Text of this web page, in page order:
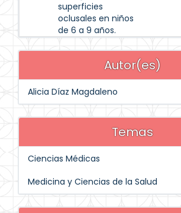
superficies
oclusales en niños
de 6 a 9 años.
Autor(es)
Alicia Díaz Magdaleno
Temas
Ciencias Médicas
Medicina y Ciencias de la Salud